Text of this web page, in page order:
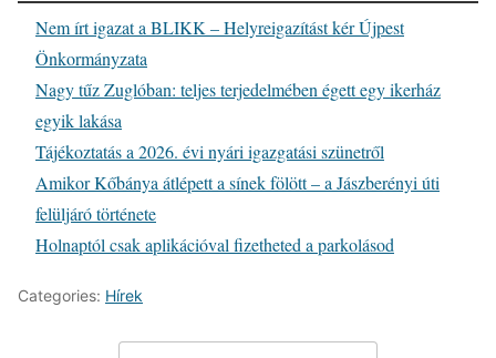
Nem írt igazat a BLIKK – Helyreigazítást kér Újpest
Önkormányzata
Nagy tűz Zuglóban: teljes terjedelmében égett egy ikerház
egyik lakása
Tájékoztatás a 2026. évi nyári igazgatási szünetről
Amikor Kőbánya átlépett a sínek fölött – a Jászberényi úti
felüljáró története
Holnaptól csak aplikációval fizetheted a parkolásod
Categories: Hírek